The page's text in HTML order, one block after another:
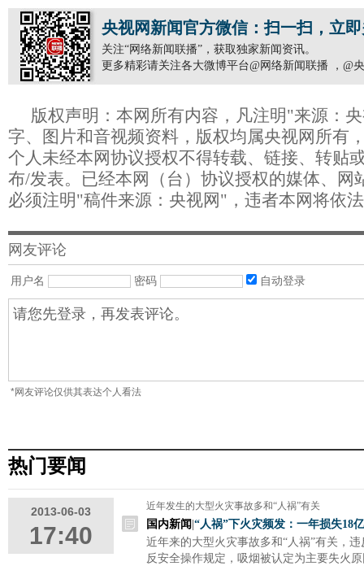
央视网新闻官方微信：扫一扫，立
关注“网络新闻联播”，获取独家新闻资讯。
更多精彩请关注各大微博平台@网络新闻联播 ，@
版权声明：本网所有内容，凡注明"来源：
字、图片和音视频资料，版权均属央视网所有
个人未经本网协议授权不得转载、链接、转贴
布/发表。已经本网（台）协议授权的媒体、网
必须注明"稿件来源：央视网"，违者本网将依
网友评论
用户名 密码 自动登录
*网友评论仅供其表达个人看法
热门要闻
2013-06-03
17:40
近年发生的大型火灾事故多和“人祸”有关
国内新闻 “人祸”下火灾频发：一年损失18亿
近年来的大型火灾事故多和“人祸”有关，
反安全操作规定，吸烟被认定为主要失火